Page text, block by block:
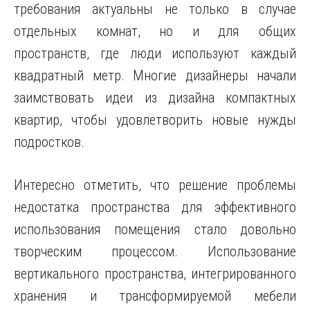
требования актуальны не только в случае
отдельных комнат, но и для общих
пространств, где люди используют каждый
квадратный метр. Многие дизайнеры начали
заимствовать идеи из дизайна компактных
квартир, чтобы удовлетворить новые нужды
подростков.
Интересно отметить, что решение проблемы
недостатка пространства для эффективного
использования помещения стало довольно
творческим процессом. Использование
вертикального пространства, интегрированного
хранения и трансформируемой мебели